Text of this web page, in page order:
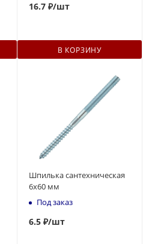
16.7 ₽/шт
В КОРЗИНУ
Шпилька сантехническая
6x60 мм
Под заказ
6.5 ₽/шт